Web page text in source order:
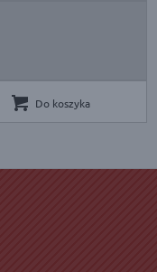
Do koszyka